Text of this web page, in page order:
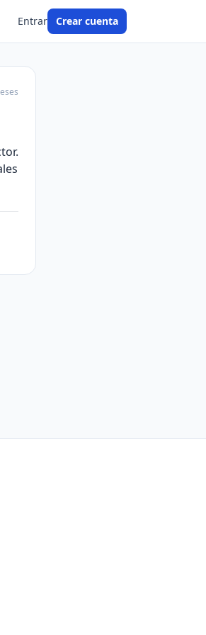
Entrar Crear cuenta